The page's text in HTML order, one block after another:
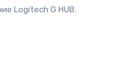
Logitech G HUB.